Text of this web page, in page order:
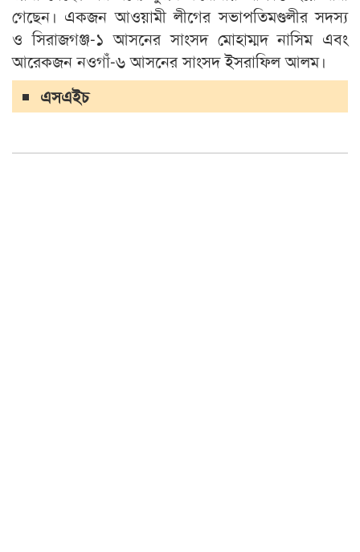
গেছেন। একজন আওয়ামী লীগের সভাপতিমণ্ডলীর সদস্য
ও সিরাজগঞ্জ-১ আসনের সাংসদ মোহাম্মদ নাসিম এবং
আরেকজন নওগাঁ-৬ আসনের সাংসদ ইসরাফিল আলম।
এসএইচ